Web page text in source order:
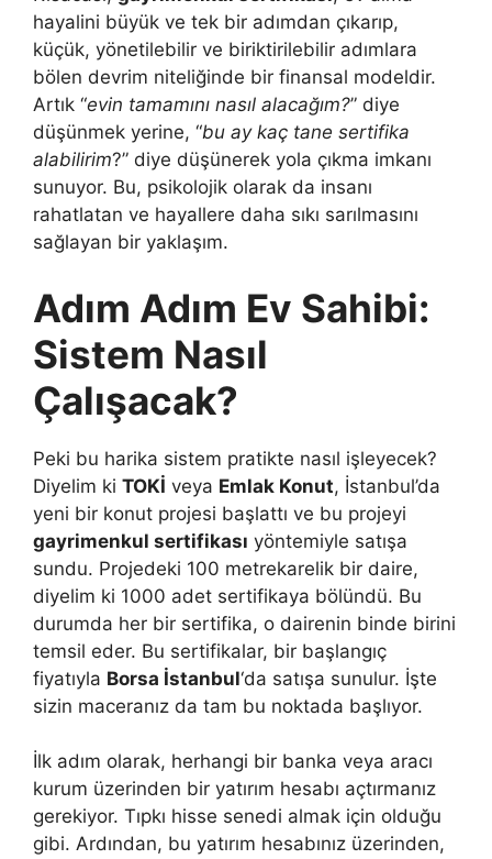
hayalini büyük ve tek bir adımdan çıkarıp,
küçük, yönetilebilir ve biriktirilebilir adımlara
bölen devrim niteliğinde bir finansal modeldir.
Artık “evin tamamını nasıl alacağım?” diye
düşünmek yerine, “bu ay kaç tane sertifika
alabilirim?” diye düşünerek yola çıkma imkanı
sunuyor. Bu, psikolojik olarak da insanı
rahatlatan ve hayallere daha sıkı sarılmasını
sağlayan bir yaklaşım.
Adım Adım Ev Sahibi:
Sistem Nasıl
Çalışacak?
Peki bu harika sistem pratikte nasıl işleyecek?
Diyelim ki TOKİ veya Emlak Konut, İstanbul’da
yeni bir konut projesi başlattı ve bu projeyi
gayrimenkul sertifikası yöntemiyle satışa
sundu. Projedeki 100 metrekarelik bir daire,
diyelim ki 1000 adet sertifikaya bölündü. Bu
durumda her bir sertifika, o dairenin binde birini
temsil eder. Bu sertifikalar, bir başlangıç
fiyatıyla Borsa İstanbul‘da satışa sunulur. İşte
sizin maceranız da tam bu noktada başlıyor.
İlk adım olarak, herhangi bir banka veya aracı
kurum üzerinden bir yatırım hesabı açtırmanız
gerekiyor. Tıpkı hisse senedi almak için olduğu
gibi. Ardından, bu yatırım hesabınız üzerinden,